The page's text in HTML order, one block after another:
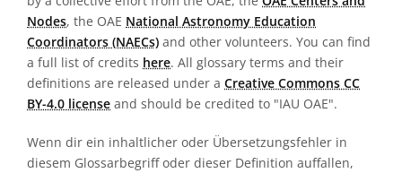
Nodes, the OAE National Astronomy Education
Coordinators (NAECs) and other volunteers. You can find
a full list of credits here. All glossary terms and their
definitions are released under a Creative Commons CC
BY-4.0 license and should be credited to "IAU OAE".
Wenn dir ein inhaltlicher oder Übersetzungsfehler in
diesem Glossarbegriff oder dieser Definition auffallen,